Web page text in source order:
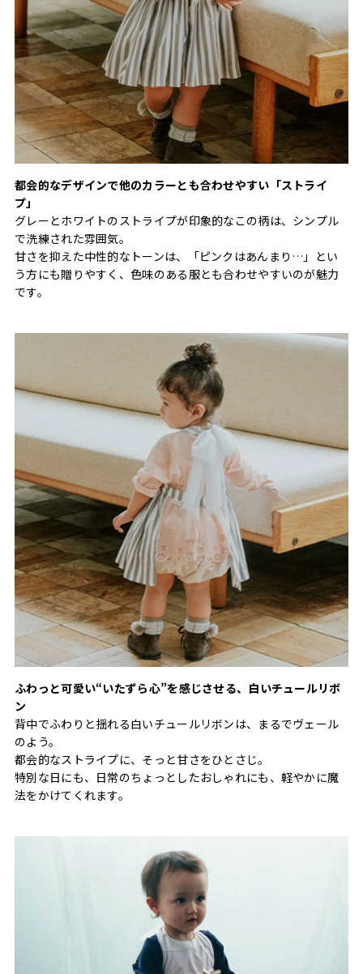
都会的なデザインで他のカラーとも合わせやすい「ストライ
プ」
グレーとホワイトのストライプが印象的なこの柄は、シンプル
で洗練された雰囲気。
甘さを抑えた中性的なトーンは、「ピンクはあんまり…」とい
う方にも贈りやすく、色味のある服とも合わせやすいのが魅力
です。
ふわっと可愛い“いたずら心”を感じさせる、白いチュールリボ
ン
背中でふわりと揺れる白いチュールリボンは、まるでヴェール
のよう。
都会的なストライプに、そっと甘さをひとさじ。
特別な日にも、日常のちょっとしたおしゃれにも、軽やかに魔
法をかけてくれます。